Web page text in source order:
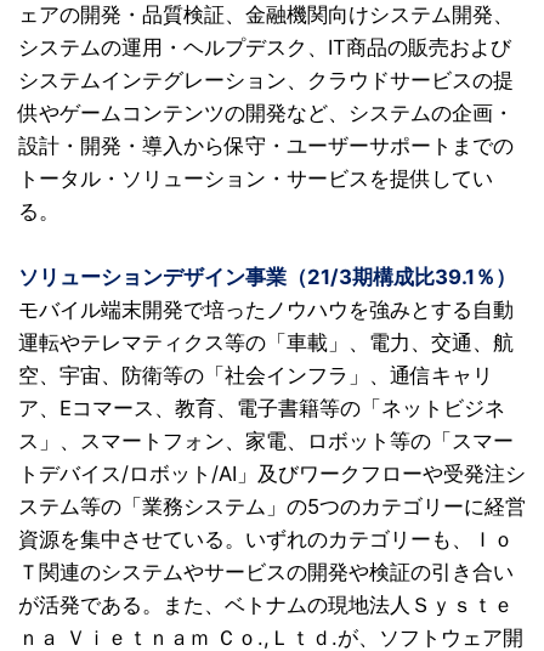
ェアの開発・品質検証、金融機関向けシステム開発、
システムの運用・ヘルプデスク、IT商品の販売および
システムインテグレーション、クラウドサービスの提
供やゲームコンテンツの開発など、システムの企画・
設計・開発・導入から保守・ユーザーサポートまでの
トータル・ソリューション・サービスを提供してい
る。
ソリューションデザイン事業（21/3期構成比39.1％）
モバイル端末開発で培ったノウハウを強みとする自動
運転やテレマティクス等の「車載」、電力、交通、航
空、宇宙、防衛等の「社会インフラ」、通信キャリ
ア、Eコマース、教育、電子書籍等の「ネットビジネ
ス」、スマートフォン、家電、ロボット等の「スマー
トデバイス/ロボット/AI」及びワークフローや受発注シ
ステム等の「業務システム」の5つのカテゴリーに経営
資源を集中させている。いずれのカテゴリーも、Ｉｏ
Ｔ関連のシステムやサービスの開発や検証の引き合い
が活発である。また、ベトナムの現地法人Ｓｙｓｔｅ
ｎａ Ｖｉｅｔｎａｍ Ｃｏ.,Ｌｔｄ.が、ソフトウェア開